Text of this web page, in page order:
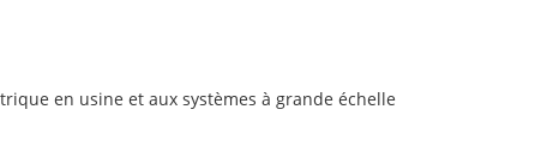
en usine et aux systèmes à grande échelle